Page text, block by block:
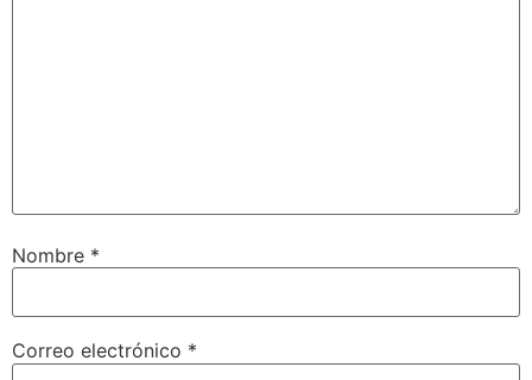
Nombre *
Correo electrónico *